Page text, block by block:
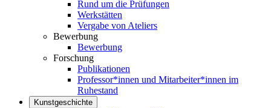
Rund um die Prüfungen
Werkstätten
Vergabe von Ateliers
Bewerbung
Bewerbung
Forschung
Publikationen
Professor*innen und Mitarbeiter*innen im
Ruhestand
Kunstgeschichte